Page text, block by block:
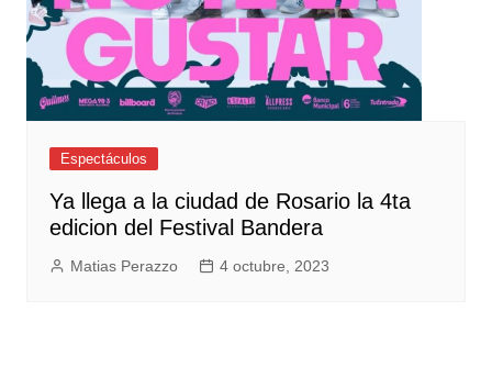
Espectáculos
Ya llega a la ciudad de Rosario la 4ta
edicion del Festival Bandera
Matias Perazzo 4 octubre, 2023